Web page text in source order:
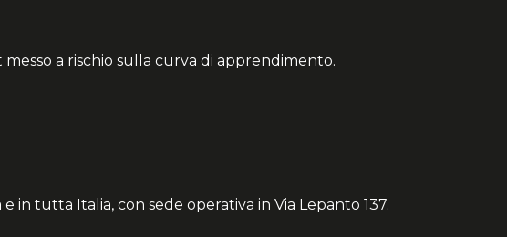
a rischio sulla curva di apprendimento.
in tutta Italia, con sede operativa in Via Lepanto 137.